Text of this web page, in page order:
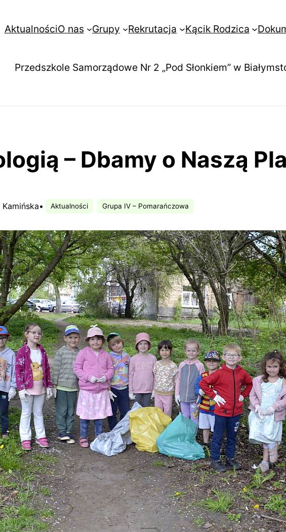
AktualnościO nas Grupy Rekrutacja Kącik Rodzica
Przedszkole Samorządowe Nr 2 „Pod Słonkiem” w
– Dbamy o Naszą
• Aktualności Grupa IV – Pomarańczowa